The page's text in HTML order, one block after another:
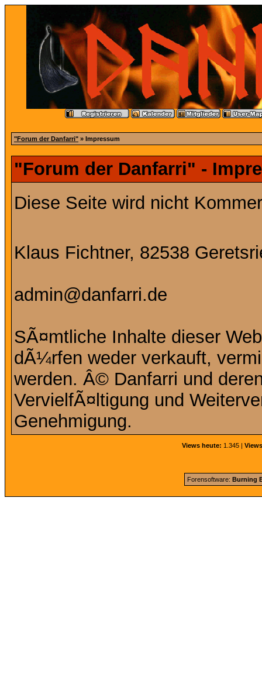
"Forum der Danfarri" » Impressum
"Forum der Danfarri" -
Diese Seite wird nicht
Klaus Fichtner, 82538
admin@danfarri.de
SÃ¤mtliche Inhalte dieser
dÃ¼rfen weder verkauft,
werden. Â© Danfarri und
VervielfÃ¤ltigung und
Genehmigung.
Views heute: 1.345 |
Forensoftware: Burning